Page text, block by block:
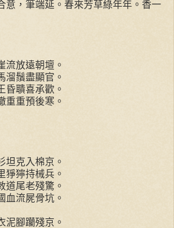
意，筆端延。春來芳草綠年年。香一
流放遠朝壇。
溜鬚盡顯官。
昏聵喜承歡。
重重預後寒。
坦克入棉京。
猙獰持械兵。
道尾老殘驚。
血流屍骨坑。
泥腳躪殘京。